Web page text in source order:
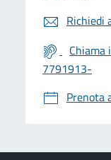
Richiedi
7791913-
Prenota